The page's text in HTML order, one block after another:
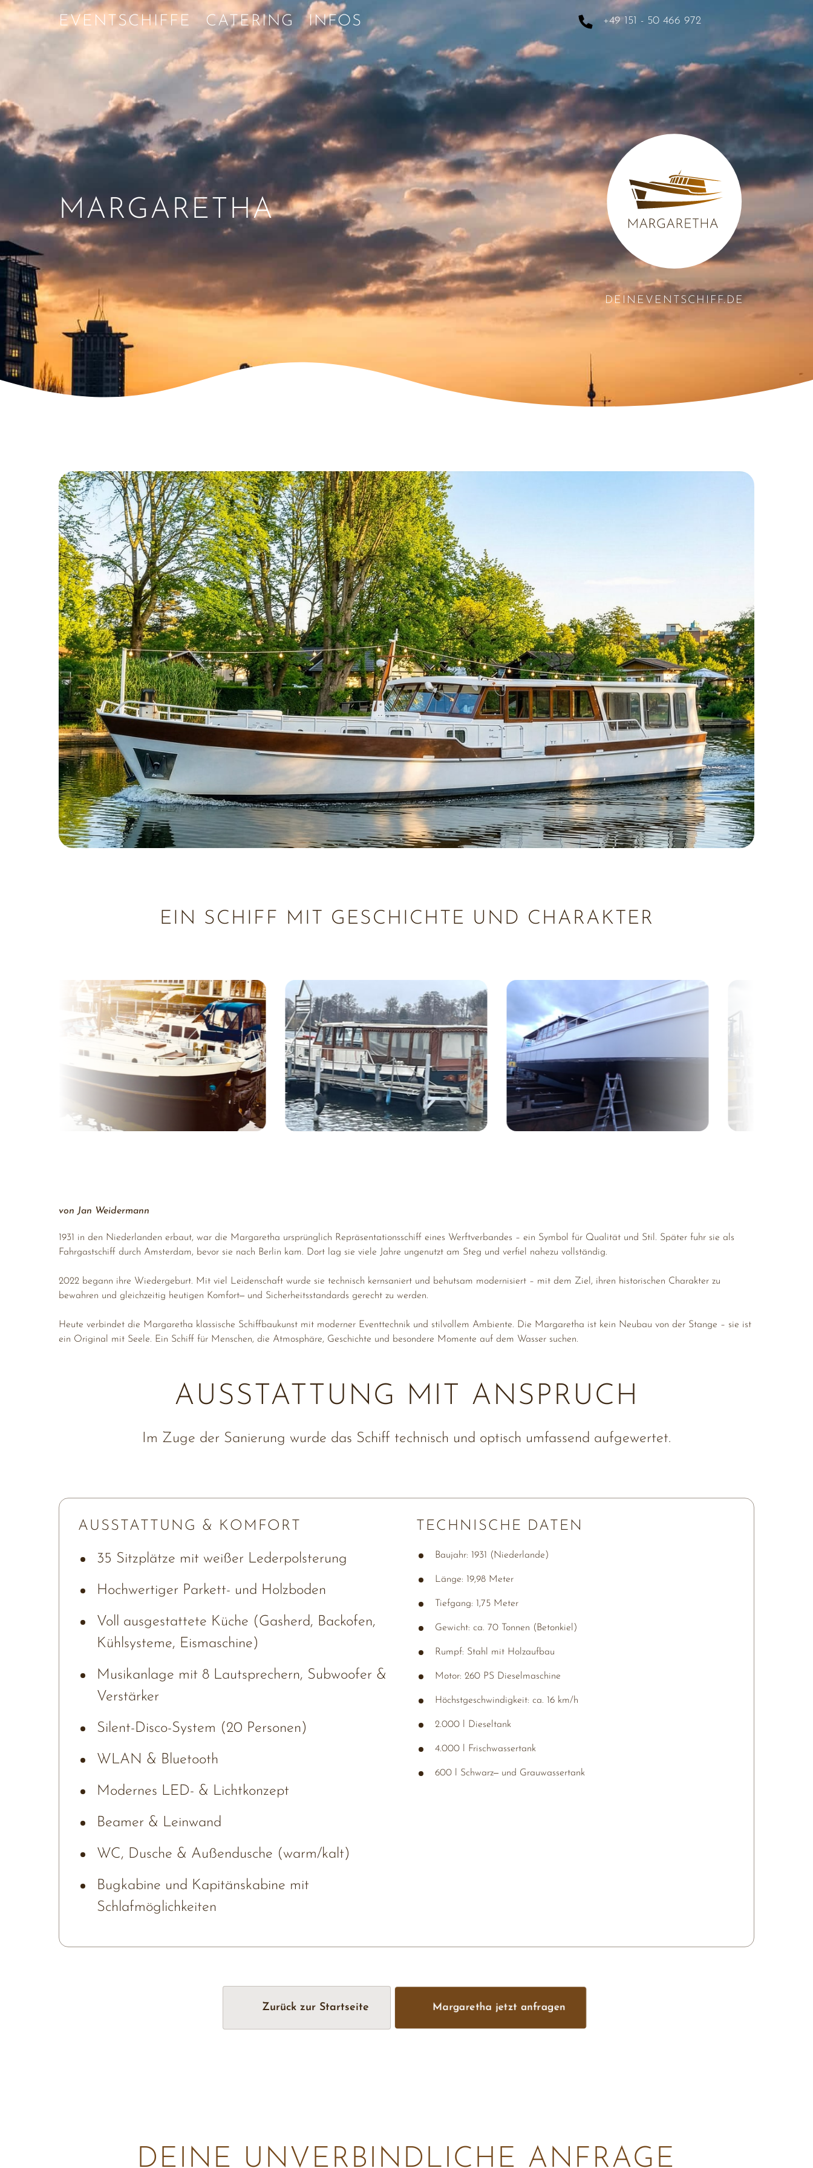
EVENTSCHIFFE CATERING INFOS +49 151 - 50 466 972
MARGARETHA
DEINEVENTSCHIFF.DE
EIN SCHIFF MIT GESCHICHTE UND CHARAKTER
von Jan Weidermann
1931 in den Niederlanden erbaut, war die Margaretha ursprünglich Repräsentationsschiff eines Werftverbandes – ein Symbol für Qualität und Stil. Später fuhr sie
Fahrgastschiff durch Amsterdam, bevor sie nach Berlin kam. Dort lag sie viele Jahre ungenutzt am Steg und verfiel nahezu vollständig.
2022 begann ihre Mit viel Leidenschaft wurde sie technisch kernsaniert und behutsam modernisiert – mit dem Ziel, ihren historischen Charakter
bewahren und gleichzeitig heutigen Komfort‒ und Sicherheitsstandards gerecht zu werden.
Heute verbindet die Margaretha klassische Schiffbaukunst mit moderner Eventtechnik und stilvollem Die Margaretha ist kein Neubau von der Stange – sie
ein Original mit Seele. Ein Schiff für Menschen, die Atmosphäre, Geschichte und besondere Momente auf dem Wasser suchen.
AUSSTATTUNG MIT ANSPRUCH
Im Zuge der Sanierung wurde das Schiff technisch und optisch umfassend aufgewertet.
AUSSTATTUNG & KOMFORT
35 Sitzplätze mit weißer Lederpolsterung
Hochwertiger Parkett- und Holzboden
Voll ausgestattete Küche (Gasherd, Backofen,
Kühlsysteme, Eismaschine)
Musikanlage mit 8 Lautsprechern, Subwoofer &
Verstärker
Silent-Disco-System (20 Personen)
WLAN & Bluetooth
Modernes LED- & Lichtkonzept
Beamer & Leinwand
WC, Dusche & Außendusche (warm/kalt)
Bugkabine und Kapitänskabine mit
Schlafmöglichkeiten
TECHNISCHE DATEN
Baujahr: 1931 (Niederlande)
Länge: 19,98 Meter
Tiefgang: 1,75 Meter
Gewicht: ca. 70 Tonnen (Betonkiel)
Rumpf: Stahl mit Holzaufbau
Motor: 260 PS Dieselmaschine
Höchstgeschwindigkeit: ca. 16 km/h
2.000 Dieseltank
4.000 Frischwassertank
600 Schwarz‒ und Grauwassertank
Zurück zur Startseite Margaretha jetzt anfragen
DEINE UNVERBINDLICHE ANFRAGE